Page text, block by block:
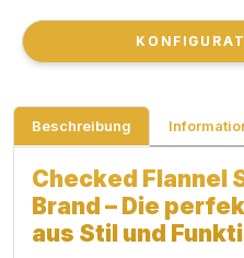
Beschreibung
Checked Flannel
Brand – Die
aus Stil und